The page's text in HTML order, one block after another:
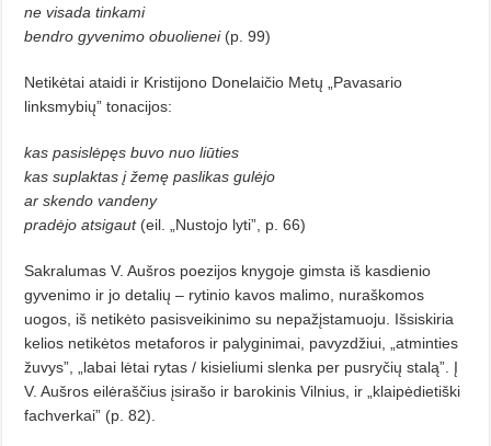
ne visada tinkami
bendro gyvenimo obuolienei(p. 99)
Netikėtai ataidi ir Kristijono Donelaičio Metų „Pavasario
linksmybių” tonacijos:
kas pasislėpęs buvo nuo liūties
kas suplaktas į žemę paslikas gulėjo
ar skendo vandeny
pradėjo atsigaut(eil. „Nustojo lyti”, p. 66)
Sakralumas V. Aušros poezijos knygoje gimsta iš kasdienio
gyvenimo ir jo detalių – rytinio kavos malimo, nuraškomos
uogos, iš netikėto pasisveikinimo su nepažįstamuoju. Išsiskiria
kelios netikėtos metaforos ir palyginimai, pavyzdžiui, „atminties
žuvys”, „labai lėtai rytas / kisieliumi slenka per pusryčių stalą”. Į
V. Aušros eilėraš­čius įsirašo ir barokinis Vilnius, ir „klaipėdietiški
fachverkai” (p. 82).